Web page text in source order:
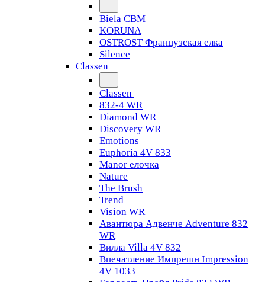
Biela CBM
KORUNA
OSTROST Французская елка
Silence
Classen
Classen
832-4 WR
Diamond WR
Discovery WR
Emotions
Euphoria 4V 833
Manor елочка
Nature
The Brush
Trend
Vision WR
Авантюра Адвенче Adventure 832
WR
Вилла Villa 4V 832
Впечатление Импрешн Impression
4V 1033